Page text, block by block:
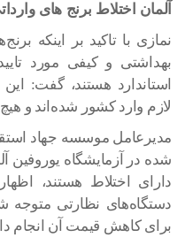
آلمان اختلاط برنج های
نمازی با تاکید بر اینکه
بهداشتی و کیفی مورد
استاندارد هستند، گفت:
لازم وارد کشور شده‌اند و
مدیرعامل موسسه جهاد
شده در آزمایشگاه یوروفین
دارای اختلاط هستند،
دستگاه‌های نظارتی متوجه
برای کاهش قیمت آن انجام